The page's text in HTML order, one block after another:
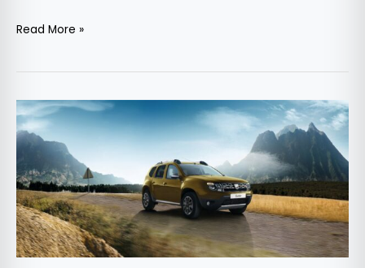
Read More »
Noutățile
Dacia
la
Frankfurt:
Easy-
R
și
Duster